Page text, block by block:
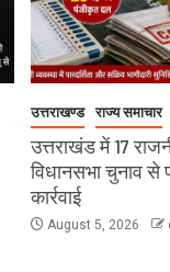
उत्तराखण्ड राज्य समाचार
उत्तराखंड में 17
विधानसभा चुनाव
कार्रवाई
August 5, 2026